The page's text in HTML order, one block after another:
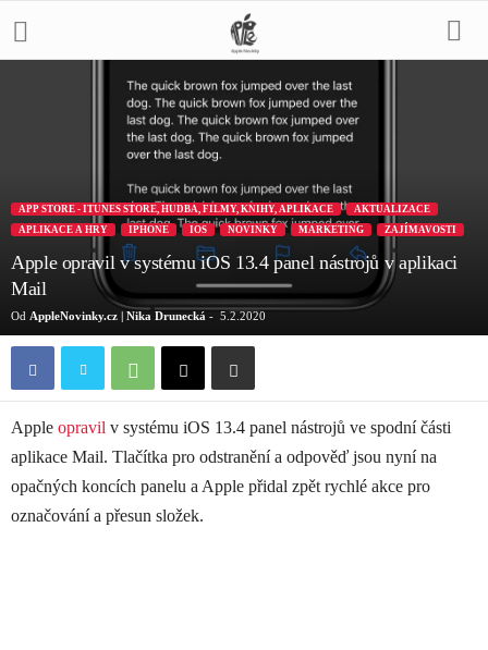
APP STORE - ITUNES STORE, HUDBA, FILMY, KNIHY, APLIKACE
AKTUALIZACE
APLIKACE A HRY
IPHONE IOS NOVINKY MARKETING ZAJÍMAVOSTI
Apple opravil v systému iOS 13.4 panel nástrojů v aplikaci
Mail
Od AppleNovinky.cz | Nika Drunecká - 5.2.2020
Apple opravil v systému iOS 13.4 panel nástrojů ve spodní části
aplikace Mail. Tlačítka pro odstranění a odpověď jsou nyní na
opačných koncích panelu a Apple přidal zpět rychlé akce pro
označování a přesun složek.